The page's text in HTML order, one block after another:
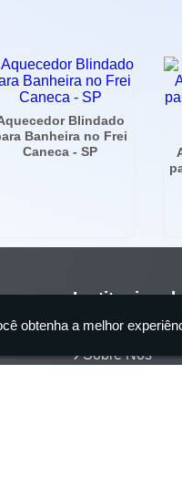
Blindado
Banheira no Frei
Caneca - SP
Institucional
Home
Sobre Nós
obtenha a melhor